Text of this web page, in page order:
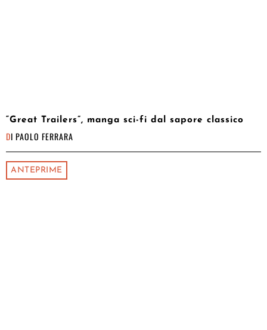
“Great Trailers”, manga sci-fi dal sapore classico
DI PAOLO FERRARA
ANTEPRIME